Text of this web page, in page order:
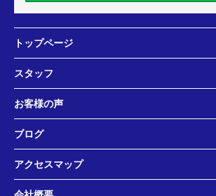
トップページ
スタッフ
お客様の声
ブログ
アクセスマップ